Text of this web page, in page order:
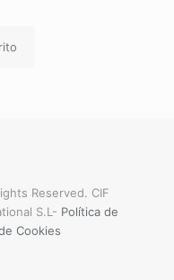
Reserved. CIF
S.L- Política de
Cookies